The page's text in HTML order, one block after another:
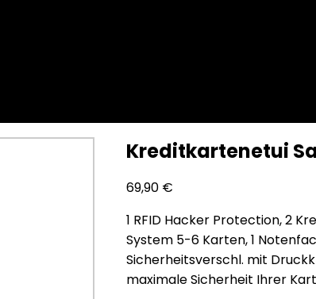
Kreditkartenetui
69,90 €
1 RFID Hacker Protection, 2
System 5-6 Karten, 1
Sicherheitsverschl. mit
maximale Sicherheit Ihrer